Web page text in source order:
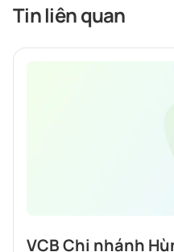
Tin liên quan
VCB Chi nhánh